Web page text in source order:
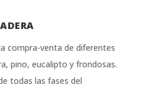
compra-venta de diferentes
pino, eucalipto y frondosas.
todas las fases del